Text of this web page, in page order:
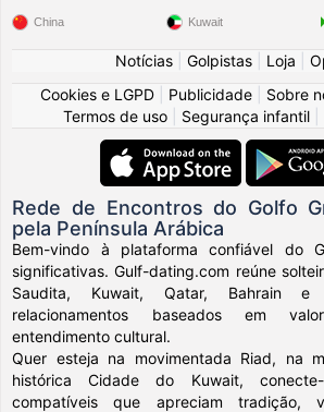
China Kuwait
Notícias Golpistas Loja
Cookies e LGPD
Publicidade Sobre
Termos de uso
Segurança infantil
Rede de Encontros do Golfo
pela Península Arábica
Bem-vindo à plataforma confiável do
significativas. Gulf-dating.com reúne
Saudita, Kuwait, Qatar, Bahrain e
relacionamentos baseados em
entendimento cultural.
Quer esteja na movimentada Riad, na
histórica Cidade do Kuwait,
compatíveis que apreciam tradição,